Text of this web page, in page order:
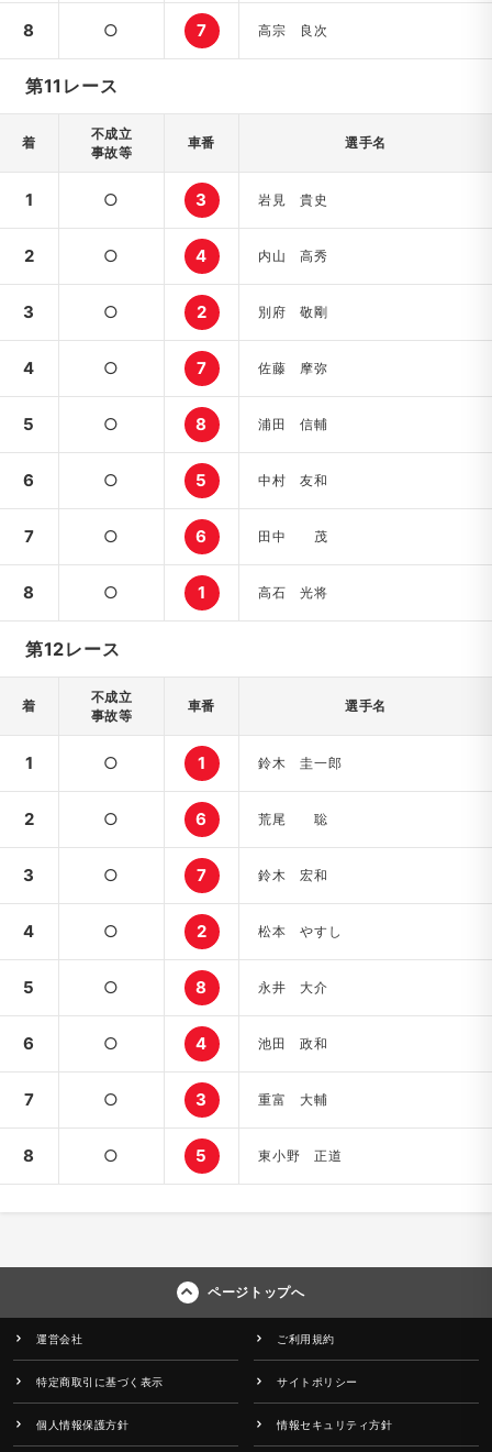
8 ○ 7 高宗 良次
第11レース
着
不成立
事故等
車番 選手名
1 ○ 3 岩見 貴史
2 ○ 4 内山 高秀
3 ○ 2 別府 敬剛
4 ○ 7 佐藤 摩弥
5 ○ 8 浦田 信輔
6 ○ 5 中村 友和
7 ○ 6 田中 茂
8 ○ 1 高石 光将
第12レース
着
不成立
事故等
車番 選手名
1 ○ 1 鈴木 圭一郎
2 ○ 6 荒尾 聡
3 ○ 7 鈴木 宏和
4 ○ 2 松本 やすし
5 ○ 8 永井 大介
6 ○ 4 池田 政和
7 ○ 3 重富 大輔
8 ○ 5 東小野 正道
ページトップへ
運営会社 ご利用規約
特定商取引に基づく表示 サイトポリシー
個人情報保護方針 情報セキュリティ方針